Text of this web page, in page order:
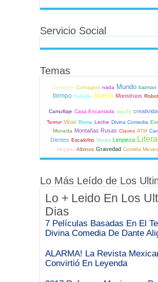
Servicio Social
Temas
Desastre Contagios nada Mundo batman
tiempo Subida Joyería Monstruos Robot
Camuflaje Casa Encantada ayuda
Terrror Virus Roma Leche Divina Comedia
Moneda Montañas Rusas Claves ATM
Dientes Escalofrio Voces Limpieza
Hopper Albinos Gravedad Comida
Lo Más Leído de Los
Lo + Leido En Los
Dias
7 Películas Basadas En El
Divina Comedia De Dante
ALARMA! La Revista
Convirtió En Leyenda